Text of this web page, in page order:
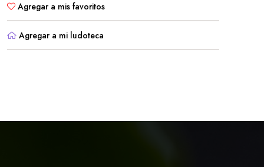
Agregar a mis favoritos
Agregar a mi ludoteca